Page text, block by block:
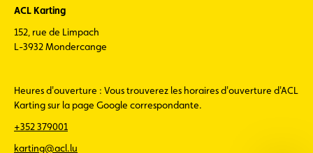
ACL Karting
152, rue de Limpach
L-3932 Mondercange
Heures d'ouverture : Vous trouverez les horaires d'ouverture d'ACL
Karting sur la page Google correspondante.
+352 379001
karting@acl.lu